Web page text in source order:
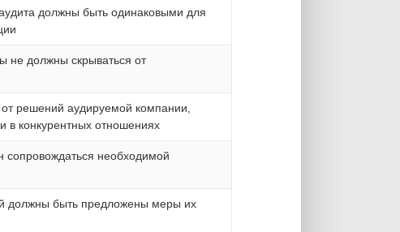
должны быть одинаковыми для
не должны скрываться от
решений аудируемой компании,
в конкурентных отношениях
сопровождаться необходимой
должны быть предложены меры их